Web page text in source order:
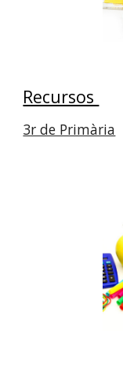
Recursos
3r de Primària